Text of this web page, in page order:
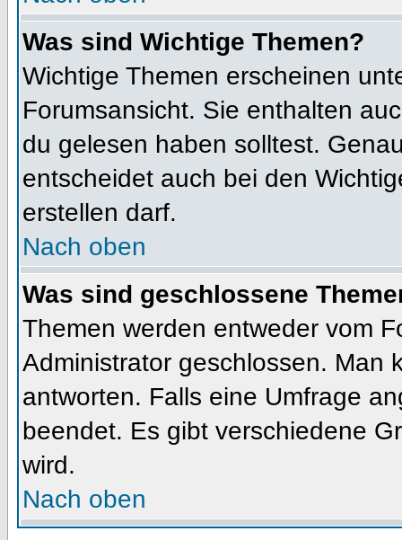
Was sind Wichtige Themen?
Wichtige Themen erscheinen
Forumsansicht. Sie enthalten
du gelesen haben solltest.
entscheidet auch bei den
erstellen darf.
Nach oben
Was sind geschlossene
Themen werden entweder vom
Administrator geschlossen. Man
antworten. Falls eine Umfrage
beendet. Es gibt verschiedene
wird.
Nach oben